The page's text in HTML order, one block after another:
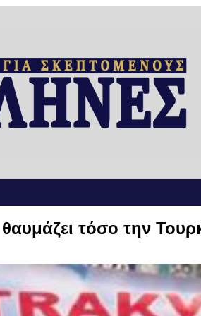
τόσο την